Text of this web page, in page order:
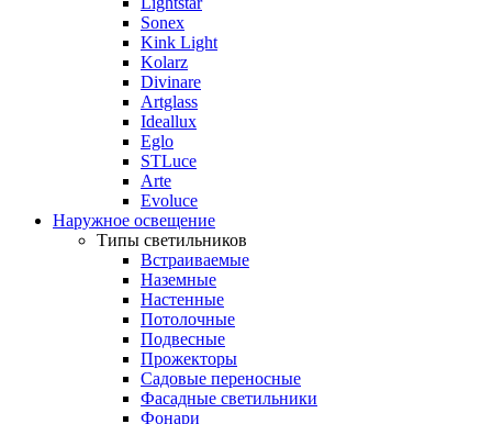
Sonex
Kink Light
Kolarz
Divinare
Artglass
Ideallux
Eglo
STLuce
Arte
Evoluce
Наружное освещение
Типы светильников
Встраиваемые
Наземные
Настенные
Потолочные
Подвесные
Прожекторы
Садовые переносные
Фасадные светильники
Фонари